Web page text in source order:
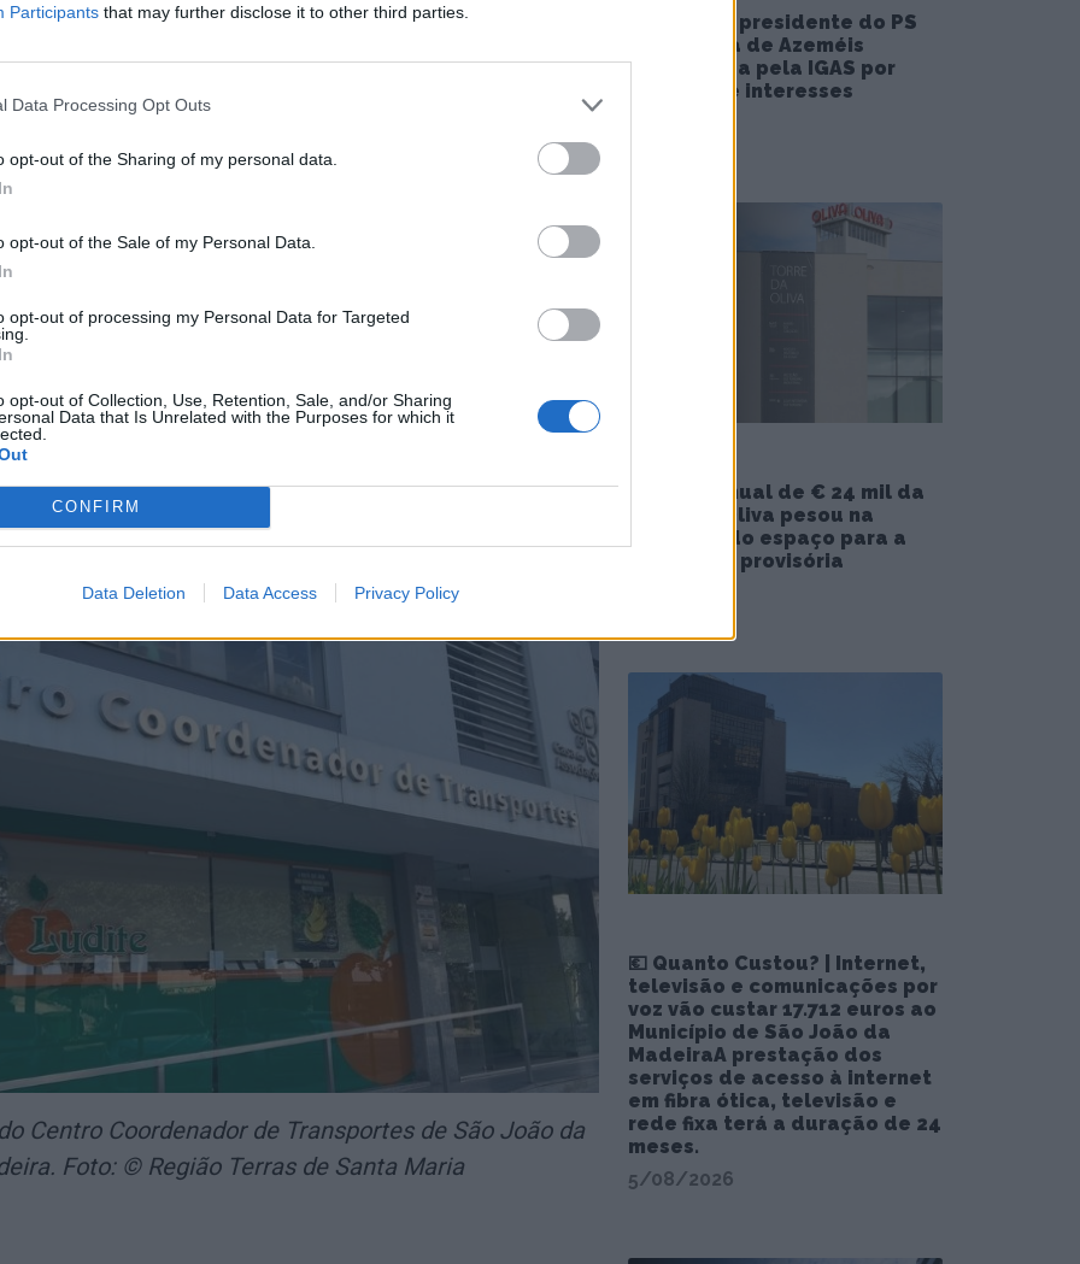
Participants that may further disclose it to other third parties.
Data Processing Opt Outs
opt-out of the Sharing of my personal data.
opt-out of the Sale of my Personal Data.
opt-out of processing my Personal Data for Targeted
opt-out of Collection, Use, Retention, Sale, and/or Sharing
Data that Is Unrelated with the Purposes for which it
CONFIRM
Data Deletion Data Access Privacy Policy
do Centro Coordenador de Transportes de São
encontram-se inativas há vários meses
Foto: ©
autarquia, Jorge Vultos Sequeira, avançou mesmo em
de executivo camarário que há empresas a dizerem que
as escadas rolantes do equipamento.
elevador deverá ficar concluídas até ao início de
o contrato adjuficado pela autarquia sanjoanense, a
Centro Coordenador de Transportes de São João da
Foto: © Região Terras de Santa Maria
Esposa do presidente do PS
de Oliveira de Azeméis
investigada pela IGAS por
conflito de interesses
Receita anual de € 24 mil da
Torre da Oliva pesou na
exclusão do espaço para a
biblioteca provisória
💶 Quanto Custou? | Internet,
televisão e comunicações por
voz vão custar 17.712 euros ao
Município de São João da
MadeiraA prestação dos
serviços de acesso à internet
em fibra ótica, televisão e
rede fixa terá a duração de 24
meses.
5/08/2026